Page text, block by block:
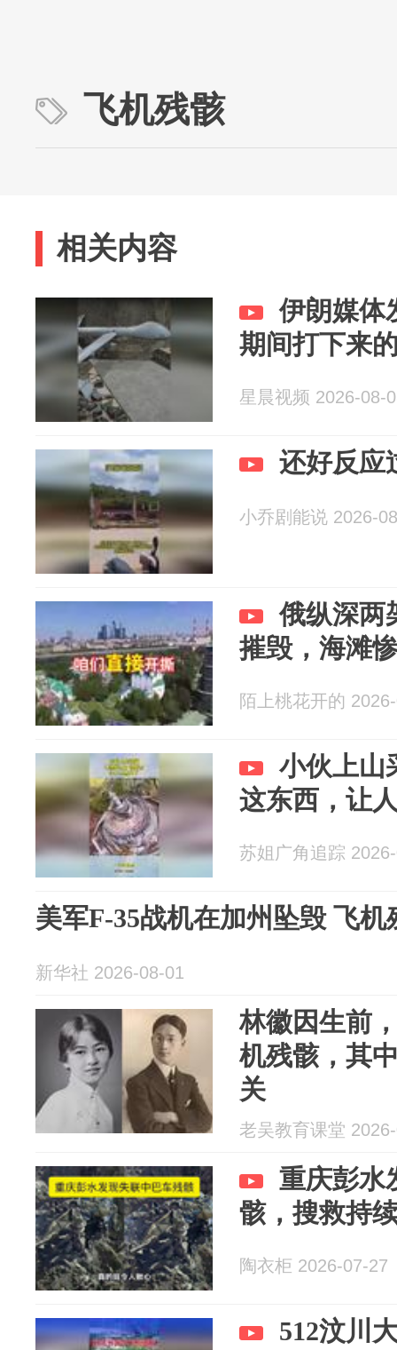
飞机残骸
相关内容
伊朗媒体
期间打下来
星晨视频 2026-08-
还好反应
小乔剧能说 2026-
俄纵深两
摧毁，海滩
陌上桃花开的
小伙上山
这东西，让
苏姐广角追踪
美军F-35战机在加州坠毁 飞机
新华社 2026-08-01
林徽因生前
机残骸，其
关
老吴教育课堂
重庆彭水
骸，搜救持
陶衣柜 2026-07-27
512汶川